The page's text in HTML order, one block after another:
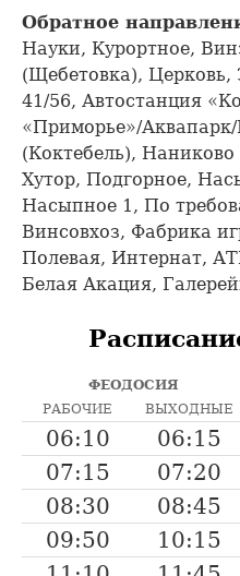
Обратное
Науки, Курортное,
(Щебетовка), Церковь,
41/56, Автостанция
«Приморье»/
(Коктебель),
Хутор, Подгорное,
Насыпное 1, По
Винсовхоз, Фабрика
Полевая, Интернат,
Белая Акация,
ФЕОДОСИЯ
РАБОЧИЕ
ВЫХОДНЫЕ
06:10 06:15
07:15
07:20
08:30
08:45
09:50
10:15